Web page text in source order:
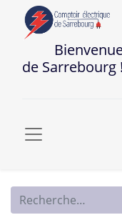
Bienvenue
de Sarrebourg !